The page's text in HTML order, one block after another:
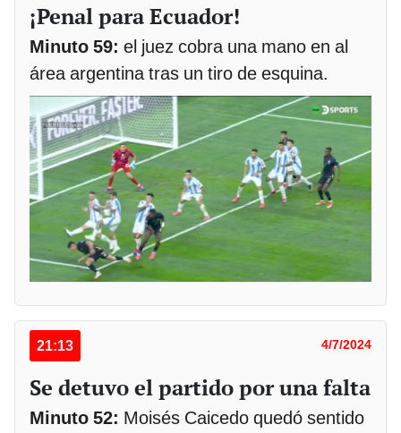
¡Penal para Ecuador!
Minuto 59: el juez cobra una mano en al
área argentina tras un tiro de esquina.
21:13 4/7/2024
Se detuvo el partido por una falta
Minuto 52: Moisés Caicedo quedó sentido